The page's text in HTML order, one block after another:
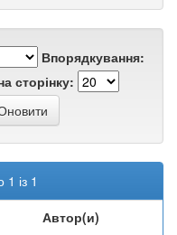
Впорядкування:
сторінку:
1 із 1
Автор(и)